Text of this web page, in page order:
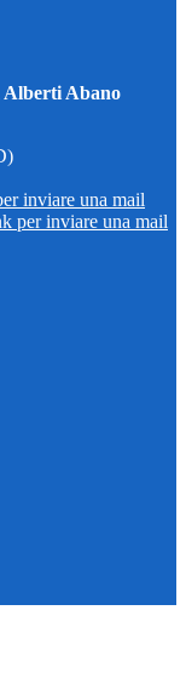
Alberti Abano
inviare una mail
per inviare una mail